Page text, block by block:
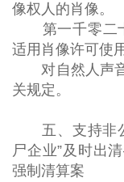
像权人的肖像。
第一千零二十
适用肖像许可使
对自然人声音
关规定。
五、支持非公
尸企业”及时出
强制清算案